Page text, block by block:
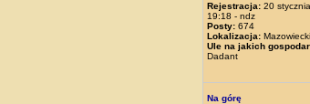
Rejestracja: 20
19:18 - ndz
Posty: 674
Lokalizacja:
Ule na jakich
Dadant
Na górę